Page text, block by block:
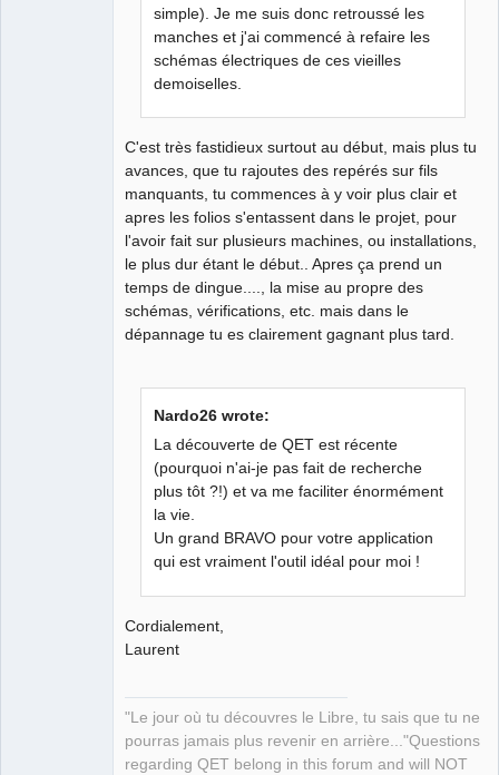
simple). Je me suis donc retroussé les
manches et j'ai commencé à refaire les
schémas électriques de ces vieilles
demoiselles.
C'est très fastidieux surtout au début, mais plus tu
avances, que tu rajoutes des repérés sur fils
manquants, tu commences à y voir plus clair et
apres les folios s'entassent dans le projet, pour
l'avoir fait sur plusieurs machines, ou installations,
le plus dur étant le début.. Apres ça prend un
temps de dingue...., la mise au propre des
schémas, vérifications, etc. mais dans le
dépannage tu es clairement gagnant plus tard.
Nardo26 wrote:
La découverte de QET est récente
(pourquoi n'ai-je pas fait de recherche
plus tôt ?!) et va me faciliter énormément
la vie.
Un grand BRAVO pour votre application
qui est vraiment l'outil idéal pour moi !
Cordialement,
Laurent
"Le jour où tu découvres le Libre, tu sais que tu ne
pourras jamais plus revenir en arrière..."Questions
regarding QET belong in this forum and will NOT